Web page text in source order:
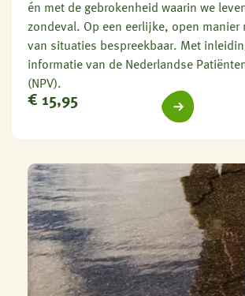
én met de gebrokenheid waarin we
zondeval. Op een eerlijke, open manier
van situaties bespreekbaar. Met
informatie van de Nederlandse
(NPV).
€ 15,95